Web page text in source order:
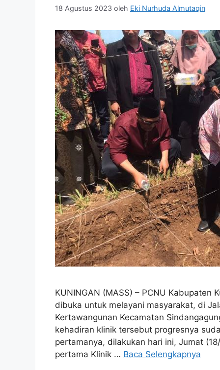
18 Agustus 2023 oleh Eki Nurhuda Almutaqin
KUNINGAN (MASS) – PCNU Kabupaten
dibuka untuk melayani masyarakat, di
Kertawangunan Kecamatan
kehadiran klinik tersebut progresnya
pertamanya, dilakukan hari ini, Jumat
pertama Klinik … Baca Selengkapnya